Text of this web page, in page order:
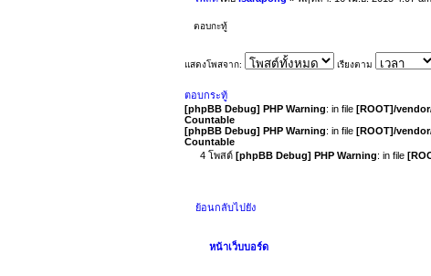
ตอบกะทู้
แสดงโพสจาก: เรียงตาม
ตอบกระทู้
[phpBB Debug] PHP Warning: in file [ROOT]/
Countable
[phpBB Debug] PHP Warning: in file [ROOT]/
Countable
4 โพสต์ [phpBB Debug] PHP Warning: in file
ย้อนกลับไปยัง
หน้าเว็บบอร์ด